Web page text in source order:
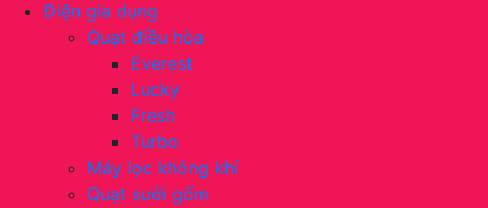
Điện gia dụng
Quạt điều hòa
Everest
Lucky
Fresh
Turbo
Máy lọc không khí
Quạt sưởi gốm